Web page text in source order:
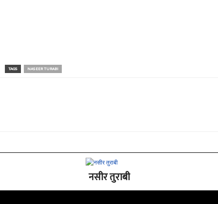
TAGS NASEER TURABI
नसीर तुराबी